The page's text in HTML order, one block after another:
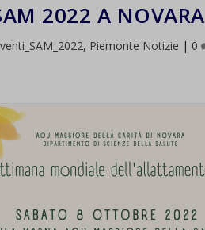
2022 A NOVARA
, Piemonte Notizie | 0